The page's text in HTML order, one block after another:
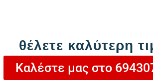
Προσθήκη στο καλάθι
θέλετε καλύτερη
Καλέστε μας στο